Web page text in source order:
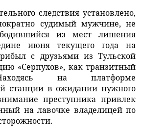
следствия установлено,
судимый мужчине, не
из мест лишения
июня текущего года на
с друзьями из Тульской
«Серпухов», как транзитный
на платформе
станции в ожидании нужного
преступника привлек
на лавочке владелицей по